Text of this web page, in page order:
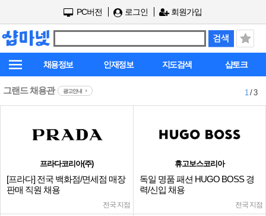
PC버전 로그인 회원가입
채용정보 인재정보 지도검색 샵토크
그랜드 채용관 광고안내 1/ 3
프라다코리아(주)
[프라다] 전국 백화점/면세점 매장
판매 직원 채용
전국 지점
휴고보스코리아
독일 명품 패션 HUGO BOSS 경
력/신입 채용
전국 지점